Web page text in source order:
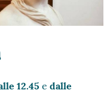
12.45 edalle